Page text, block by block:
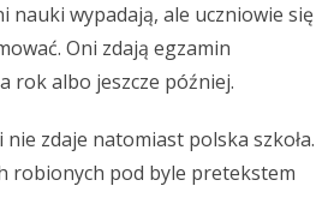
nauki wypadają, ale uczniowie się
Oni zdają egzamin
rok albo jeszcze później.
nie zdaje natomiast polska szkoła.
robionych pod byle pretekstem